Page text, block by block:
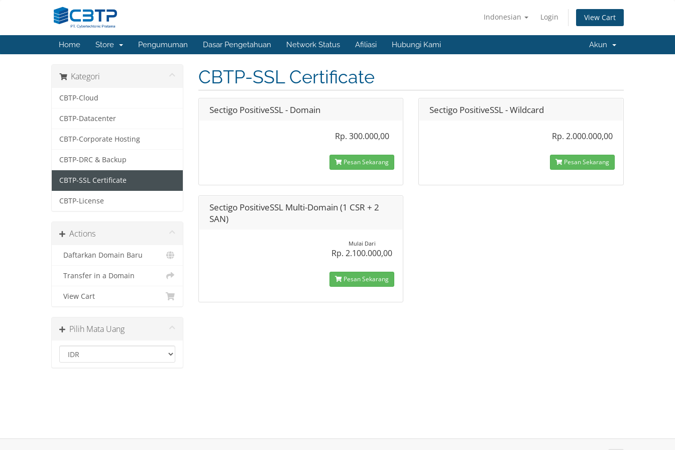
Indonesian Login View Cart
Home Store Pengumuman Dasar Pengetahuan Network Status Afiliasi Hubungi Kami Akun
Kategori
CBTP-Cloud
CBTP-Datacenter
CBTP-Corporate Hosting
CBTP-DRC & Backup
CBTP-SSL Certificate
CBTP-License
Actions
Daftarkan Domain Baru
Transfer in a Domain
View Cart
Pilih Mata Uang
CBTP-SSL Certificate
Sectigo PositiveSSL - Domain
Rp. 300.000,00
Pesan Sekarang
Sectigo PositiveSSL - Wildcard
Rp. 2.000.000,00
Pesan Sekarang
Sectigo PositiveSSL Multi-Domain (1 CSR + 2
SAN)
Mulai Dari
Rp. 2.100.000,00
Pesan Sekarang